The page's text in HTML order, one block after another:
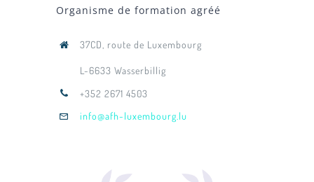
Organisme de formation agréé
37CD, route de Luxembourg
L-6633 Wasserbillig
+352 2671 4503
info@afh-luxembourg.lu